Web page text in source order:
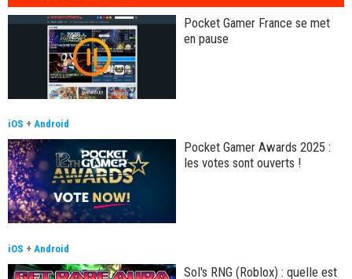
Pocket Gamer France se met
en pause
iOS + Android
Pocket Gamer Awards 2025 :
les votes sont ouverts !
iOS + Android
Sol's RNG (Roblox) : quelle est